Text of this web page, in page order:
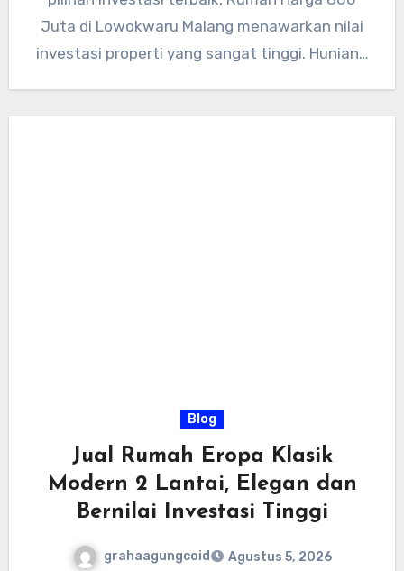
Juta di Lowokwaru Malang menawarkan nilai
investasi properti yang sangat tinggi. Hunian…
Blog
Jual Rumah Eropa Klasik
Modern 2 Lantai, Elegan dan
Bernilai Investasi Tinggi
grahaagungcoid
Agustus 5, 2026